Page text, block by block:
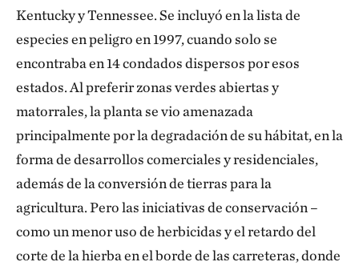
Kentucky y Tennessee. Se incluyó en la lista de
especies en peligro en 1997, cuando solo se
encontraba en 14 condados dispersos por esos
estados. Al preferir zonas verdes abiertas y
matorrales, la planta se vio amenazada
principalmente por la degradación de su hábitat, en la
forma de desarrollos comerciales y residenciales,
además de la conversión de tierras para la
agricultura. Pero las iniciativas de conservación –
como un menor uso de herbicidas y el retardo del
corte de la hierba en el borde de las carreteras, donde